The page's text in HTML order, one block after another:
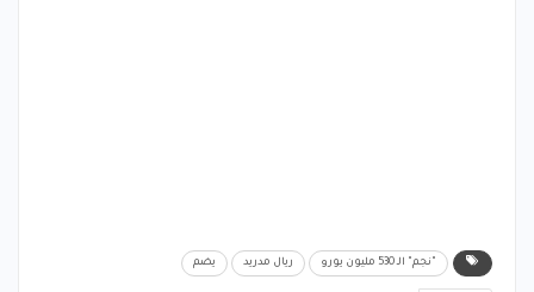
"نجم" الـ 530 مليون يورو ريال مدريد يضم